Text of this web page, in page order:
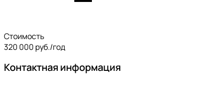
Стоимость
320 000 руб./год
Контактная информация